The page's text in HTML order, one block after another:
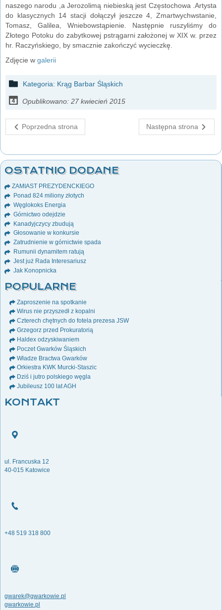
naszego narodu ,a Jerozolimą niebieską jest Częstochowa .Artysta
do klasycznych 14 stacji dołączył jeszcze 4, Zmartwychwstanie,
Tomasz, Galilea, Wniebowstąpienie. Następnie ruszyliśmy do
Złotego Potoku do zabytkowej pstrągarni założonej w XIX w. przez
hr. Raczyńskiego, by smacznie zakończyć wycieczkę.
Zdjęcie w galerii
Kategoria: Krąg Barbar Śląskich
Opublikowano: 27 kwiecień 2015
Poprzedna strona Następna strona
OSTATNIO DODANE
ZAMIAST PREZYDENCKIEGO
Ponad 824 miliony złotych
Węglokoks Energia
Górnictwo odejdzie
Kanadyjczycy zbudują
Głosowanie w konkursie
Zatrudnienie w górnictwie spada
Rumunii dynamitem ratują
Jest już Rada Interesariusz
Jak Konopnicka
POPULARNE
Zaproszenie na spotkanie
Wirus nie przyszedł z kopalni
Czterech chętnych do fotela prezesa JSW
Grzegorz przed Prokuratorią
Haldex odzyskiwaniem
Poczet Gwarków Śląskich
Władze Bractwa Gwarków
Orkiestra KWK Murcki-Staszic
Dziś i jutro polskiego węgla
Jubileusz 100 lat AGH
KONTAKT
ul. Francuska 12
40-015 Katowice
+48 519 318 800
gwarek@gwarkowie.pl
gwarkowie.pl